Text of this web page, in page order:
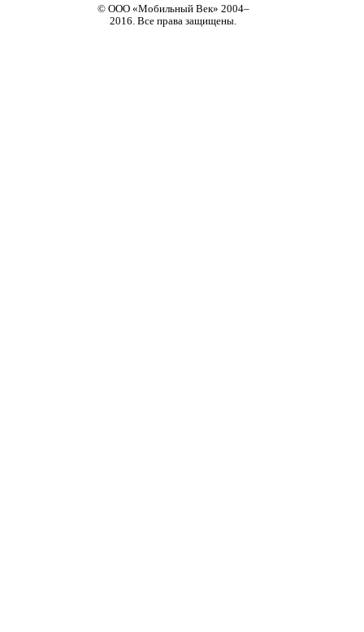
© ООО «Мобильный Век» 2004–
2016. Все права защищены.